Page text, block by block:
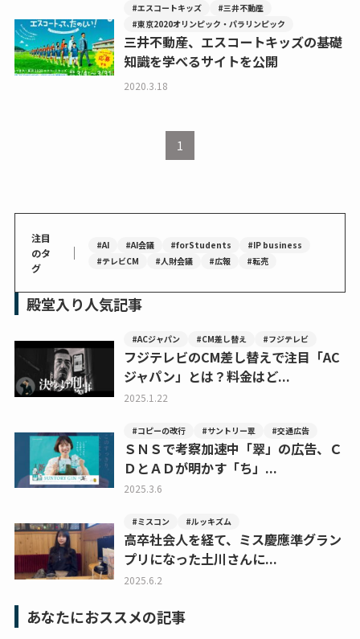
#エスコートキッズ
#三井不動産
#東京2020オリンピック・パラリンピック
三井不動産、エスコートキッズの基礎
知識を学べるサイトを公開
2020.3.18
1
注目
のタ
グ
｜ #AI #AI会議 #forStudents
#IP business
#テレビCM
#人財会議 #広報 #転売
殿堂入り人気記事
#ACジャパン #CM差し替え #フジテレビ
フジテレビのCM差し替えで注目「AC
ジャパン」とは？料金はど...
2025.1.22
#コピーの改行 #サントリー翠 #交通広告
ＳＮＳで考察加速中「翠」の広告、Ｃ
ＤとＡＤが明かす「ち」...
2025.3.6
#ミスコン #ルッキズム
高卒社会人を経て、ミス慶應準グラン
プリになった土川さんに...
2025.6.2
あなたにおススメの記事